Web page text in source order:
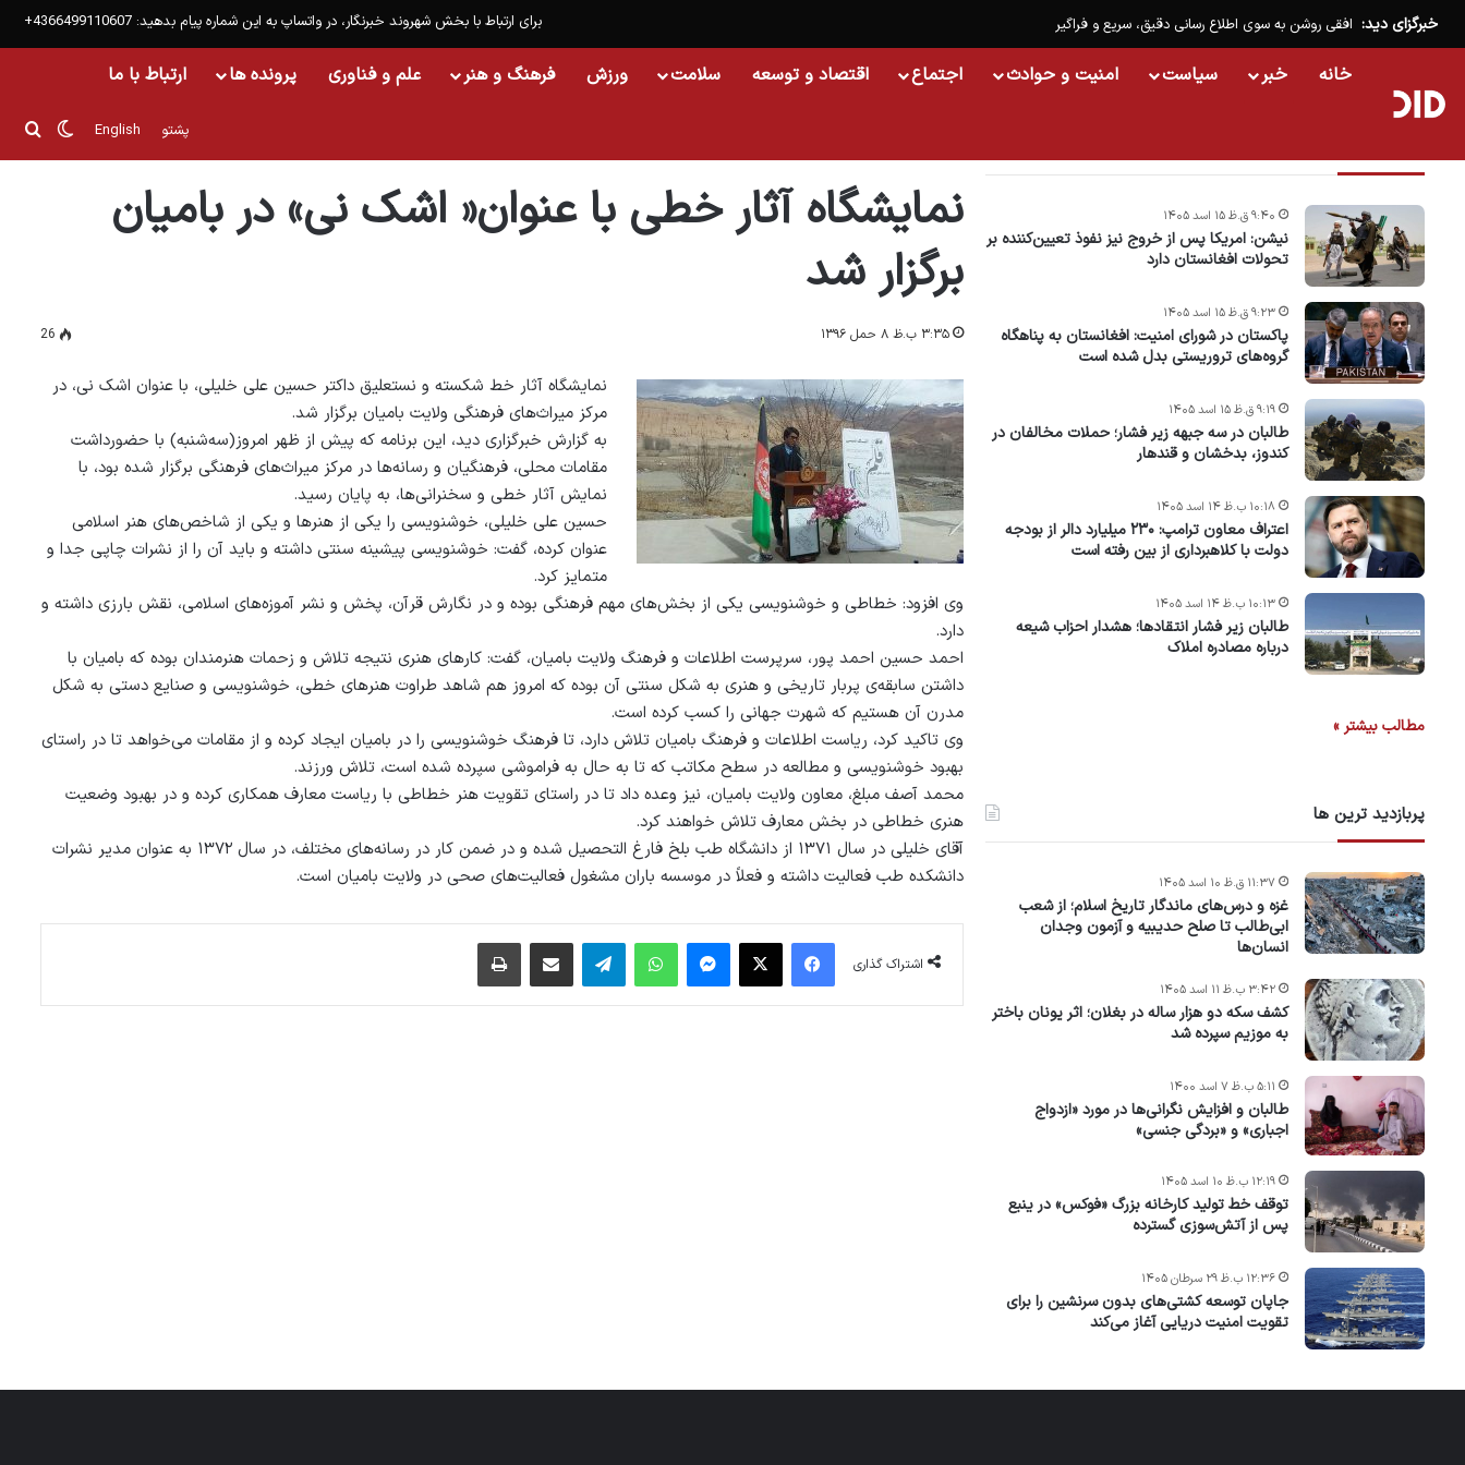
برای ارتباط با بخش شهروند خبرنگار، در واتساپ به این شماره پیام بدهید: 4366499110607+ خبرگزای دید: افقی روشن به سوی اطلاع رسانی دقیق، سریع و فراگیر
خانه خبر سیاست امنیت و حوادث اجتماع اقتصاد و توسعه سلامت ورزش فرهنگ و هنر علم و فناوری پرونده ها ارتباط با ما
English پشتو تغییر
نمایشگاه آثار خطی با عنوان« اشک نی» در بامیان
برگزار شد
۳:۳۵ ب.ظ ۸ حمل ۱۳۹۶ 26
نمایشگاه آثار خط شکسته و نستعلیق داکتر حسین علی خلیلی، با عنوان اشک نی، در
مرکز میراث‌های فرهنگی ولایت بامیان برگزار شد.
به گزارش خبرگزاری دید، این برنامه که پیش از ظهر امروز(سه‌شنبه) با حضورداشت
مقامات محلی، فرهنگیان و رسانه‌ها در مرکز میراث‌های فرهنگی برگزار شده بود، با
نمایش آثار خطی و سخنرانی‌ها، به پایان رسید.
حسین علی خلیلی، خوشنویسی را یکی از هنرها و یکی از شاخص‌های هنر اسلامی
عنوان کرده، گفت: خوشنویسی پیشینه سنتی داشته و باید آن را از نشرات چاپی جدا و
متمایز کرد.
وی افزود: خطاطی و خوشنویسی یکی از بخش‌های مهم فرهنگی بوده و در نگارش قرآن، پخش و نشر آموزه‌های اسلامی، نقش بارزی داشته و
دارد.
احمد حسین احمد پور، سرپرست اطلاعات و فرهنگ ولایت بامیان، گفت: کارهای هنری نتیجه تلاش و زحمات هنرمندان بوده که بامیان با
داشتن سابقه‌ی پربار تاریخی و هنری به شکل سنتی آن بوده که امروز هم شاهد طراوت هنرهای خطی، خوشنویسی و صنایع دستی به شکل
مدرن آن هستیم که شهرت جهانی را کسب کرده است.
وی تاکید کرد، ریاست اطلاعات و فرهنگ بامیان تلاش دارد، تا فرهنگ خوشنویسی را در بامیان ایجاد کرده و از مقامات می‌خواهد تا در راستای
بهبود خوشنویسی و مطالعه در سطح مکاتب که تا به حال به فراموشی سپرده شده است، تلاش ورزند.
محمد آصف مبلغ، معاون ولایت بامیان، نیز وعده داد تا در راستای تقویت هنر خطاطی با ریاست معارف همکاری کرده و در بهبود وضعیت
هنری خطاطی در بخش معارف تلاش خواهند کرد.
آقای خلیلی در سال ۱۳۷۱ از دانشگاه طب بلخ فارغ التحصيل شده و در ضمن کار در رسانه‌های مختلف، در سال ۱۳۷۲ به عنوان مدیر نشرات
دانشکده طب فعالیت داشته و فعلاً در موسسه باران مشغول فعالیت‌های صحی در ولایت بامیان است.
اشتراک گذاری
فیس بوک X پیام رسان واتس آپ تلگرام اشتراک گذاری از طریق ایمیل
نیشن: امریکا پس از خروج نیز نفوذ تعیین‌کننده بر
تحولات افغانستان دارد
۹:۴۰ ق.ظ ۱۵ اسد ۱۴۰۵
پاکستان در شورای امنیت: افغانستان به پناهگاه
گروه‌های تروریستی بدل شده است
۹:۲۳ ق.ظ ۱۵ اسد ۱۴۰۵
طالبان در سه جبهه زیر فشار؛ حملات مخالفان در
کندوز، بدخشان و قندهار
۹:۱۹ ق.ظ ۱۵ اسد ۱۴۰۵
اعتراف معاون ترامپ: ۲۳۰ میلیارد دالر از بودجه
دولت با کلاهبرداری از بین رفته است
۱۰:۱۸ ب.ظ ۱۴ اسد ۱۴۰۵
طالبان زیر فشار انتقادها؛ هشدار احزاب شیعه
درباره مصادره‌ املاک
۱۰:۱۳ ب.ظ ۱۴ اسد ۱۴۰۵
مطالب بیشتر »
پربازدید ترین ها
غزه و درس‌های ماندگار تاریخ اسلام؛ از شعب
ابی‌طالب تا صلح حدیبیه و آزمون وجدان
انسان‌ها
۱۱:۳۷ ق.ظ ۱۰ اسد ۱۴۰۵
کشف سکه دو هزار ساله در بغلان؛ اثر یونان باختر
به موزیم سپرده شد
۳:۴۲ ب.ظ ۱۱ اسد ۱۴۰۵
طالبان و افزایش نگرانی‌ها در مورد «ازدواج
اجباری» و «بردگی جنسی»
۵:۱۱ ب.ظ ۷ اسد ۱۴۰۰
توقف خط تولید کارخانه بزرگ «فوکس» در ینبع
پس از آتش‌سوزی گسترده
۱۲:۱۹ ب.ظ ۱۰ اسد ۱۴۰۵
جاپان توسعه کشتی‌های بدون سرنشین را برای
تقویت امنیت دریایی آغاز می‌کند
۱۲:۳۶ ب.ظ ۲۹ سرطان ۱۴۰۵